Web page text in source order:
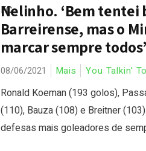
Nelinho. ‘Bem tentei
Barreirense, mas o
marcar sempre todos’
08/06/2021 Mais You Talkin'
Ronald Koeman (193 golos),
(110), Bauza (108) e Breitner
defesas mais goleadores de